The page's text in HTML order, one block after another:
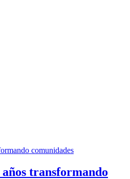
comunidades
transformando